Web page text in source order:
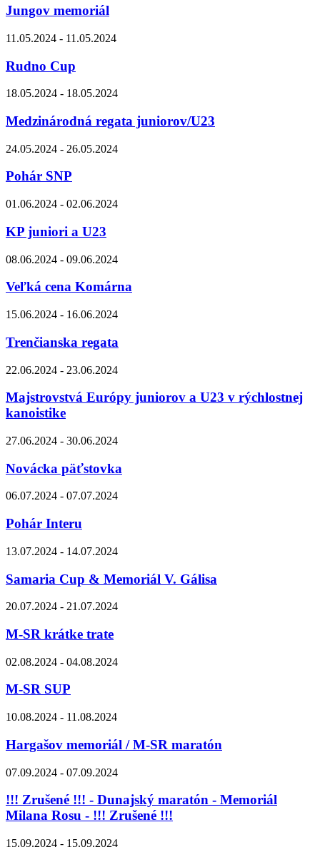
Jungov memoriál
11.05.2024 - 11.05.2024
Rudno Cup
18.05.2024 - 18.05.2024
Medzinárodná regata juniorov/U23
24.05.2024 - 26.05.2024
Pohár SNP
01.06.2024 - 02.06.2024
KP juniori a U23
08.06.2024 - 09.06.2024
Veľká cena Komárna
15.06.2024 - 16.06.2024
Trenčianska regata
22.06.2024 - 23.06.2024
Majstrovstvá Európy juniorov a U23 v rýchlostnej
kanoistike
27.06.2024 - 30.06.2024
Novácka päťstovka
06.07.2024 - 07.07.2024
Pohár Interu
13.07.2024 - 14.07.2024
Samaria Cup & Memoriál V. Gálisa
20.07.2024 - 21.07.2024
M-SR krátke trate
02.08.2024 - 04.08.2024
M-SR SUP
10.08.2024 - 11.08.2024
Hargašov memoriál / M-SR maratón
07.09.2024 - 07.09.2024
!!! Zrušené !!! - Dunajský maratón - Memoriál
Milana Rosu - !!! Zrušené !!!
15.09.2024 - 15.09.2024